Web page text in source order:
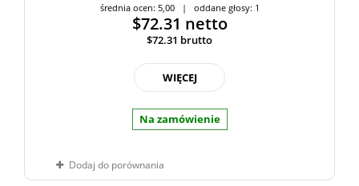
średnia ocen: 5,00 | oddane głosy: 1
$72.31 netto
$72.31 brutto
WIĘCEJ
Na zamówienie
Dodaj do porównania